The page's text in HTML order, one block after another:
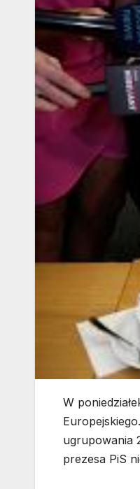
W
ugrupowania
prezesa PiS